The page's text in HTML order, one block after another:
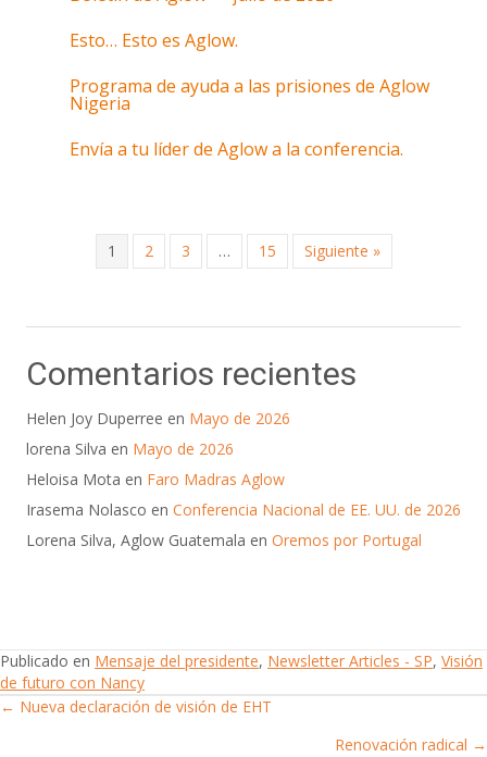
Esto… Esto es Aglow.
Programa de ayuda a las prisiones de Aglow
Nigeria
Envía a tu líder de Aglow a la conferencia.
1 2 3 … 15 Siguiente »
Comentarios recientes
Helen Joy Duperree en Mayo de 2026
lorena Silva en Mayo de 2026
Heloisa Mota en Faro Madras Aglow
Irasema Nolasco en Conferencia Nacional de EE. UU. de 2026
Lorena Silva, Aglow Guatemala en Oremos por Portugal
Publicado en Mensaje del presidente, Newsletter Articles - SP, Visión
de futuro con Nancy
Posts
← Nueva declaración de visión de EHT
Renovación radical →